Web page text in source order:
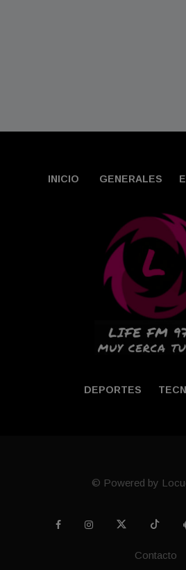
INICIO GENERALES
DEPORTES
© Powered by
Contacto